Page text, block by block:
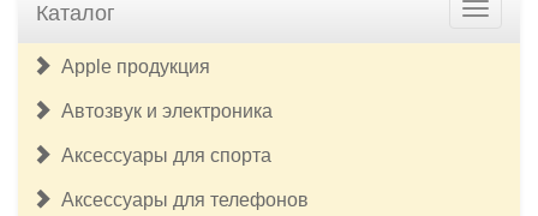
Каталог
Apple продукция
Автозвук и электроника
Аксессуары для спорта
Аксессуары для телефонов